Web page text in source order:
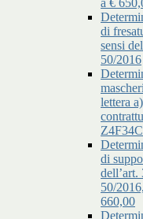
a €
di
sensi
50/2016
lettera
di
dell’art.
50/
660,00